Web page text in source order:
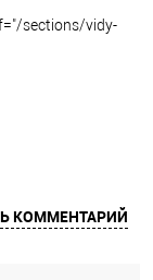
sections/vidy-
КОММЕНТАРИЙ